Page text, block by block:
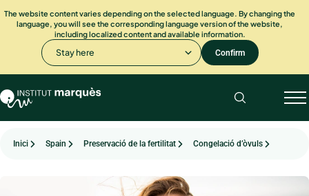
The website content varies depending on the selected language. By changing the
language, you will see the corresponding language version of the website,
including localized content and available information.
Stay here Confirm
Inici Spain Preservació de la fertilitat Congelació d’òvuls